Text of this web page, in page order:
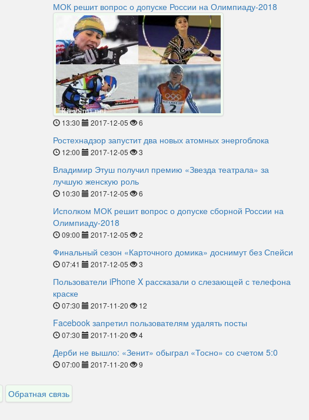
МОК решит вопрос о допуске России на Олимпиаду-2018
13:30 2017-12-05 6
Ростехнадзор запустит два новых атомных энергоблока
12:00 2017-12-05 3
Владимир Этуш получил премию «Звезда театрала» за
лучшую женскую роль
10:30 2017-12-05 6
Исполком МОК решит вопрос о допуске сборной России на
Олимпиаду-2018
09:00 2017-12-05 2
Финальный сезон «Карточного домика» доснимут без Спейси
07:41 2017-12-05 3
Пользователи iPhone X рассказали о слезающей с телефона
краске
07:30 2017-11-20 12
Facebook запретил пользователям удалять посты
07:30 2017-11-20 4
Дерби не вышло: «Зенит» обыграл «Тосно» со счетом 5:0
07:00 2017-11-20 9
Обратная связь